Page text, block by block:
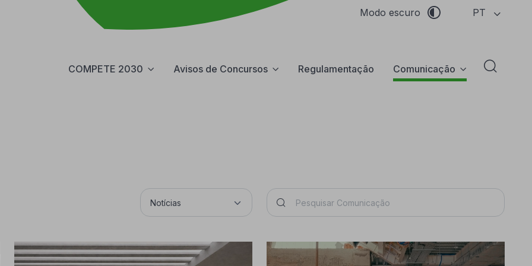
Modo escuro PT
COMPETE 2030 Avisos de Concursos Regulamentação Comunicação Abrir